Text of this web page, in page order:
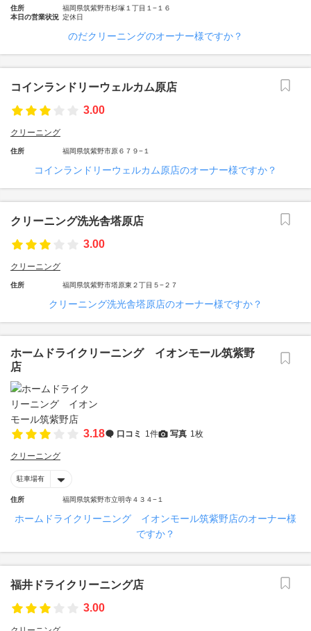
住所
福岡県筑紫野市杉塚１丁目１−１６
本日の営業状況 定休日
のだクリーニングのオーナー様ですか？
コインランドリーウェルカム原店
3.00
クリーニング
住所 福岡県筑紫野市原６７９−１
コインランドリーウェルカム原店のオーナー様ですか？
クリーニング洗光舎塔原店
3.00
クリーニング
住所 福岡県筑紫野市塔原東２丁目５−２７
クリーニング洗光舎塔原店のオーナー様ですか？
ホームドライクリーニング イオンモール筑紫野
店
3.18 口コミ 1件 写真 1枚
クリーニング
駐車場有
住所 福岡県筑紫野市立明寺４３４−１
ホームドライクリーニング イオンモール筑紫野店のオーナー様
ですか？
福井ドライクリーニング店
3.00